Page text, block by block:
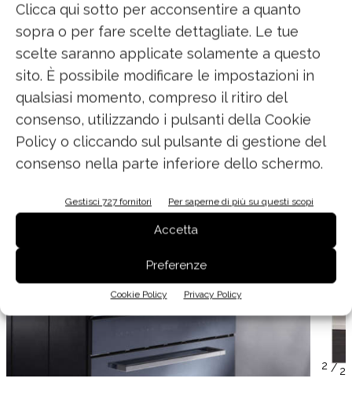
Clicca qui sotto per acconsentire a quanto
sopra o per fare scelte dettagliate. Le tue
scelte saranno applicate solamente a questo
sito. È possibile modificare le impostazioni in
qualsiasi momento, compreso il ritiro del
consenso, utilizzando i pulsanti della Cookie
Policy o cliccando sul pulsante di gestione del
consenso nella parte inferiore dello schermo.
Gestisci 727 fornitori Per saperne di più su questi scopi
Accetta
Preferenze
Cookie Policy Privacy Policy
veloce delle bevande.È semplice ed intuitivo
da utilizzare, anche per i meno esperti.
/